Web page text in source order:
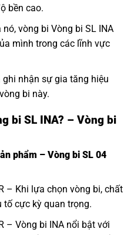
bền cao.
vòng bi Vòng bi SL INA
mình trong các lĩnh vực
nhận sự gia tăng hiệu
bi này.
bi SL INA? – Vòng bi
phẩm – Vòng bi SL 04
– Khi lựa chọn vòng bi, chất
tố cực kỳ quan trọng.
– Vòng bi INA nổi bật với